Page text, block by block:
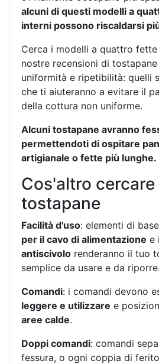
alcuni di questi modelli a
interni possono riscaldarsi
Cerca i modelli a quattro fette
nostre recensioni di
uniformità e ripetibilità: quelli
che ti aiuteranno a evitare il
della cottura non uniforme.
Alcuni tostapane avranno
permettendoti di ospitare
artigianale o fette più lunghe.
Cos'altro cercare
tostapane
Facilità d'uso: elementi di
per il cavo di alimentazione e i
antiscivolo renderanno il tuo
semplice da usare e da riporre.
Comandi: i comandi devono
leggere e utilizzare e
aree calde.
Doppi comandi: comandi
fessura, o ogni coppia di